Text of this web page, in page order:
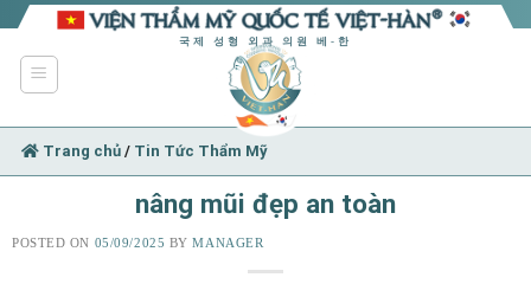
Skip
content
국제 성형 외과 의원 베-한
Trang chủ/ Tin Tức Thẩm Mỹ
nâng mũi đẹp an toàn
POSTED ON 05/09/2025 BYMANAGER